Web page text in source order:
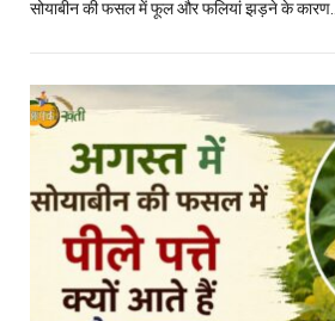
सोयाबीन की फसल में फूल और फलियां झड़ने के कारण…